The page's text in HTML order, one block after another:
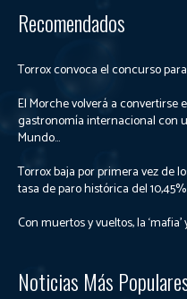
Recomendados
Torrox convoca el concurso
El Morche volverá a convertirse
gastronomía internacional con
Mundo...
Torrox baja por primera vez de
tasa de paro histórica del 10,45%
Con muertos y vueltos, la
Noticias Más